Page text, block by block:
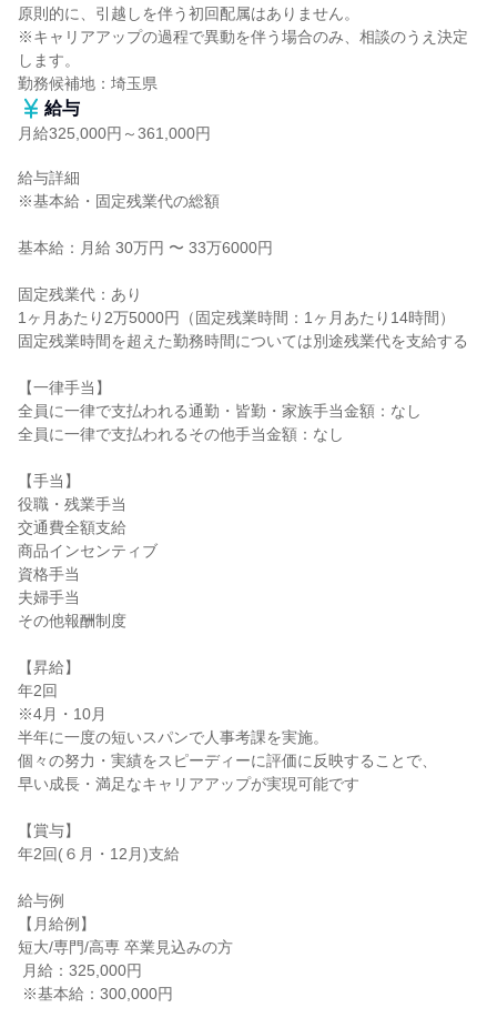
原則的に、引越しを伴う初回配属はありません。
※キャリアアップの過程で異動を伴う場合のみ、相談のうえ決定
します。
勤務候補地：埼玉県
給与
月給325,000円～361,000円
給与詳細
※基本給・固定残業代の総額
基本給：月給 30万円 〜 33万6000円
固定残業代：あり
1ヶ月あたり2万5000円（固定残業時間：1ヶ月あたり14時間）
固定残業時間を超えた勤務時間については別途残業代を支給する
【一律手当】
全員に一律で支払われる通勤・皆勤・家族手当金額：なし
全員に一律で支払われるその他手当金額：なし
【手当】
役職・残業手当
交通費全額支給
商品インセンティブ
資格手当
夫婦手当
その他報酬制度
【昇給】
年2回
※4月・10月
半年に一度の短いスパンで人事考課を実施。
個々の努力・実績をスピーディーに評価に反映することで、
早い成長・満足なキャリアアップが実現可能です
【賞与】
年2回(６月・12月)支給
給与例
【月給例】
短大/専門/高専 卒業見込みの方